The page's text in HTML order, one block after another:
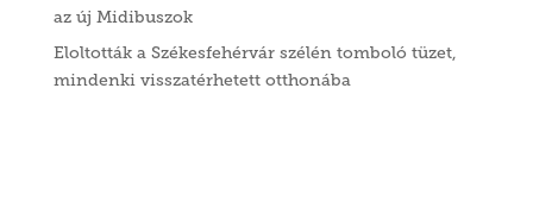
az új Midibuszok
Eloltották a Székesfehérvár szélén tomboló tüzet,
mindenki visszatérhetett otthonába